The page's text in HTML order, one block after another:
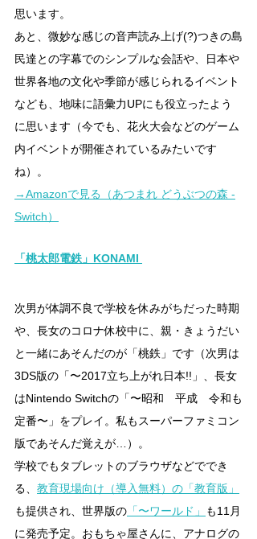
思います。
あと、微妙な感じの音声読み上げ(?)つきの島
民達との字幕でのシンプルな会話や、日本や
世界各地の文化や季節が感じられるイベント
なども、地味に語彙力UPにも役立ったよう
に思います（今でも、花火大会などのゲーム
内イベントが開催されているみたいです
ね）。
→Amazonで見る（あつまれ どうぶつの森 -
Switch）
「桃太郎電鉄」 KONAMI
次男が体調不良で学校を休みがちだった時期
や、長女のコロナ休校中に、親・きょうだい
と一緒にあそんだのが「桃鉄」です（次男は
3DS版の「〜2017立ち上がれ日本!!」、長女
はNintendo Switchの「〜昭和　平成　令和も
定番〜」をプレイ。私もスーパーファミコン
版であそんだ覚えが…）。
学校でもタブレットのブラウザなどででき
る、 教育現場向け（導入無料）の「教育版」
も提供され、世界版の 「〜ワールド」
も11月
に発売予定。おもちゃ屋さんに、アナログの